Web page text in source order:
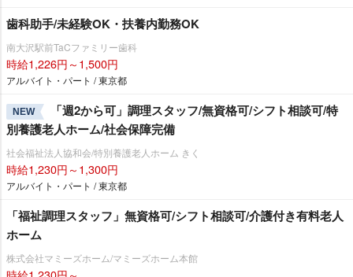
歯科助手/未経験OK・扶養内勤務OK
南大沢駅前TaCファミリー歯科
時給1,226円～1,500円
アルバイト・パート / 東京都
NEW
「週2から可」調理スタッフ/無資格可/シフト相談可/特
別養護老人ホーム/社会保障完備
社会福祉法人協和会/特別養護老人ホーム きく
時給1,230円～1,300円
アルバイト・パート / 東京都
「福祉調理スタッフ」無資格可/シフト相談可/介護付き有料老人
ホーム
株式会社マミーズホーム/マミーズホーム本館